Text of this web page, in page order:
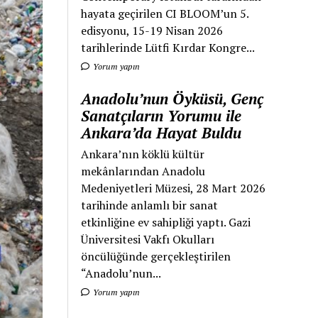
hayata geçirilen CI BLOOM’un 5.
edisyonu, 15-19 Nisan 2026
tarihlerinde Lütfi Kırdar Kongre...
Yorum yapın
Anadolu’nun Öyküsü, Genç
Sanatçıların Yorumu ile
Ankara’da Hayat Buldu
Ankara’nın köklü kültür
mekânlarından Anadolu
Medeniyetleri Müzesi, 28 Mart 2026
tarihinde anlamlı bir sanat
etkinliğine ev sahipliği yaptı. Gazi
Üniversitesi Vakfı Okulları
öncülüğünde gerçekleştirilen
“Anadolu’nun...
Yorum yapın